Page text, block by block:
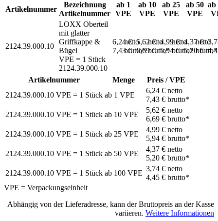
Artikelnummer
Bezeichnung
Artikelnummer
ab 1
VPE
ab 10
VPE
ab 25
VPE
ab 50
VPE
ab
2124.39.000.10
LOXX Oberteil
mit glatter
Griffkappe &
Bügel
VPE = 1 Stück
2124.39.000.10
6,24 €
netto
7,43 €brutto*
5,62 €
netto
6,69 €brutto*
4,99 €
netto
5,94 €brutto*
4,37 €
netto
5,20 €brutto*
Artikelnummer Menge
Preis / VPE
2124.39.000.10 VPE = 1 Stück ab 1 VPE
6,24 €netto
7,43 €brutto*
2124.39.000.10 VPE = 1 Stück ab 10 VPE
5,62 €netto
6,69 €brutto*
2124.39.000.10 VPE = 1 Stück ab 25 VPE
4,99 €netto
5,94 €brutto*
2124.39.000.10 VPE = 1 Stück ab 50 VPE
4,37 €netto
5,20 €brutto*
2124.39.000.10 VPE = 1 Stück ab 100 VPE
3,74 €netto
4,45 €brutto*
VPE = Verpackungseinheit
Abhängig von der Lieferadresse, kann der Bruttopreis an der Kasse
variieren. Weitere Informationen